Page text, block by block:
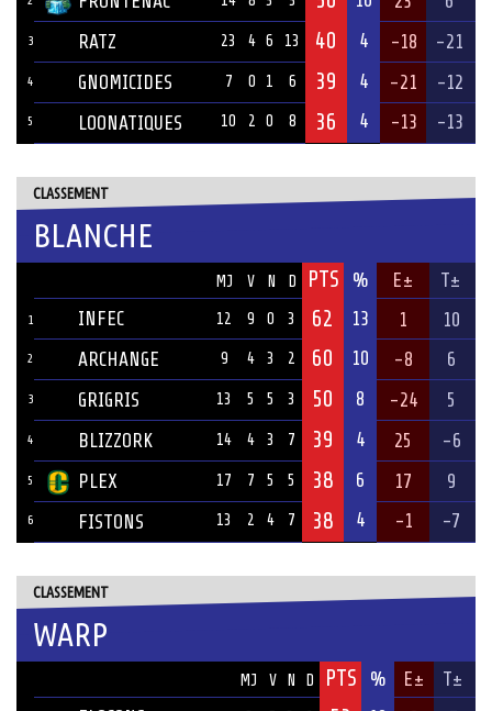
3 RATZ 23 4 6 13 40 4 -18 -21
4 GNOMICIDES 7 0 1 6 39 4 -21 -12
5 LOONATIQUES 10 2 0 8 36 4 -13 -13
CLASSEMENT
BLANCHE
MJ V N D PTS % E± T±
1 INFEC 12 9 0 3 62 13 1 10
2 ARCHANGE 9 4 3 2 60 10 -8 6
3 GRIGRIS 13 5 5 3 50 8 -24 5
4 BLIZZORK 14 4 3 7 39 4 25 -6
5 PLEX 17 7 5 5 38 6 17 9
6 FISTONS 13 2 4 7 38 4 -1 -7
CLASSEMENT
WARP
MJ V N D PTS % E± T±